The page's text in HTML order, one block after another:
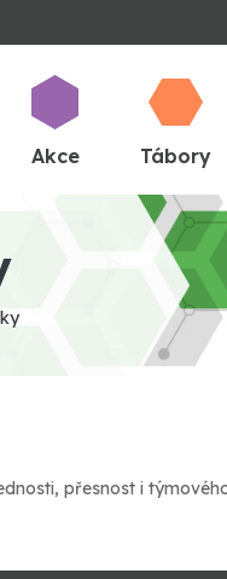
Akce Tábory
přesnost i